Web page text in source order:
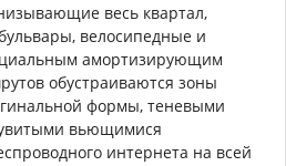
весь квартал,
велосипедные и
амортизирующим
обустраиваются зоны
формы, теневыми
вьющимися
интернета на всей